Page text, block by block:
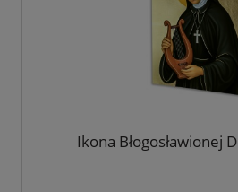
Ikona Błogosławionej